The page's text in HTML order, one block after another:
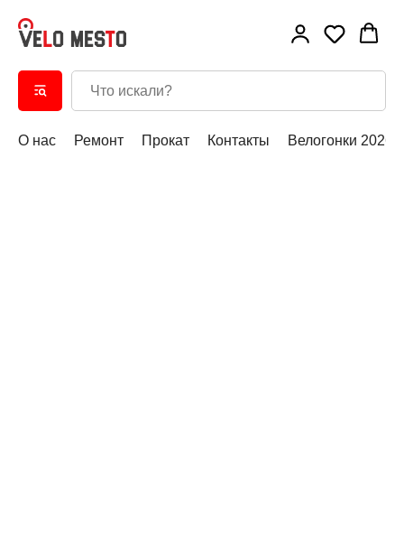
О нас Ремонт Прокат Контакты Велогонки 2026